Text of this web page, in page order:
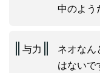
中のよ
与力
ネオなん
はないで